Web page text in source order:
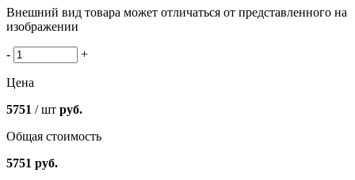
Внешний вид товара может отличаться от представленного на
изображении
- +
Цена
5751 / шт руб.
Общая стоимость
5751 руб.